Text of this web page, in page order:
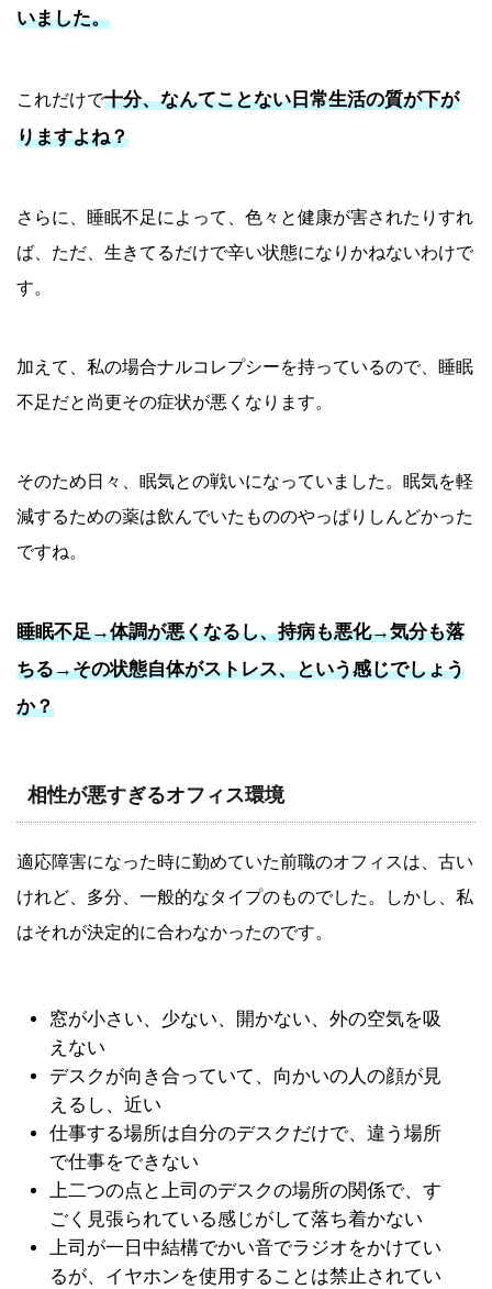
いました。
これだけで十分、なんてことない日常生活の質が下が
りますよね？
さらに、睡眠不足によって、色々と健康が害されたりすれ
ば、ただ、生きてるだけで辛い状態になりかねないわけで
す。
加えて、私の場合ナルコレプシーを持っているので、睡眠
不足だと尚更その症状が悪くなります。
そのため日々、眠気との戦いになっていました。眠気を軽
減するための薬は飲んでいたもののやっぱりしんどかった
ですね。
睡眠不足→体調が悪くなるし、持病も悪化→気分も落
ちる→その状態自体がストレス、という感じでしょう
か？
相性が悪すぎるオフィス環境
適応障害になった時に勤めていた前職のオフィスは、古い
けれど、多分、一般的なタイプのものでした。しかし、私
はそれが決定的に合わなかったのです。
窓が小さい、少ない、開かない、外の空気を吸
えない
デスクが向き合っていて、向かいの人の顔が見
えるし、近い
仕事する場所は自分のデスクだけで、違う場所
で仕事をできない
上二つの点と上司のデスクの場所の関係で、す
ごく見張られている感じがして落ち着かない
上司が一日中結構でかい音でラジオをかけてい
るが、イヤホンを使用することは禁止されてい